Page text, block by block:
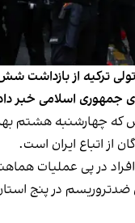
ترکیه از بازداشت
جمهوری اسلامی خبر
که چهارشنبه هشتم
از اتباع ایران است.
در پی عملیات
در پنج